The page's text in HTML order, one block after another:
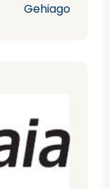
Gehiago